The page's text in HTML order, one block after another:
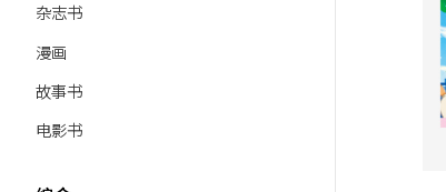
杂志书
漫画
故事书
电影书